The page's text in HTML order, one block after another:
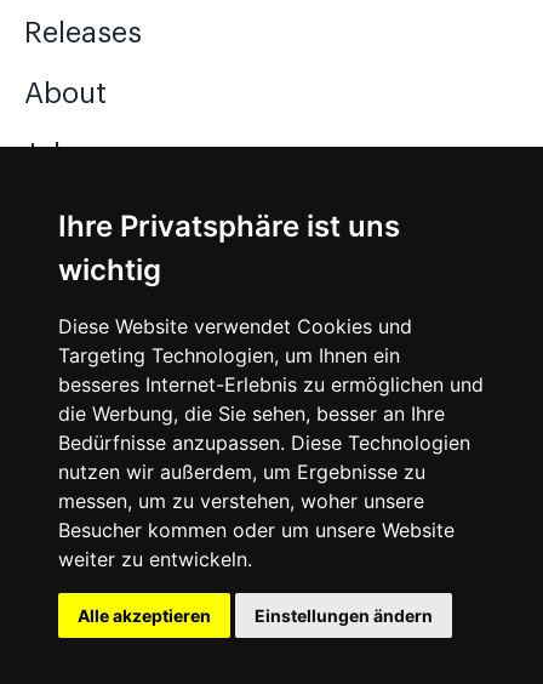
Ihre Privatsphäre ist uns
wichtig
Diese Website verwendet Cookies und
Targeting Technologien, um Ihnen ein
besseres Internet-Erlebnis zu ermöglichen und
die Werbung, die Sie sehen, besser an Ihre
Bedürfnisse anzupassen. Diese Technologien
nutzen wir außerdem, um Ergebnisse zu
messen, um zu verstehen, woher unsere
Besucher kommen oder um unsere Website
weiter zu entwickeln.
Alle akzeptieren Einstellungen ändern
Releases
About
Jobs
Instagram
Facebook
Vimeo
2026SNEAKERᴰᴱ
Cookie-Einstellungen Deutsch